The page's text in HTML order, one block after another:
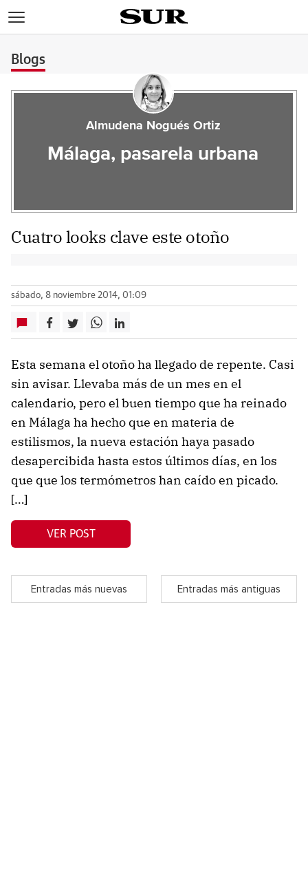
Blogs
Almudena Nogués Ortiz
Málaga, pasarela urbana
Cuatro looks clave este otoño
sábado, 8 noviembre 2014, 01:09
Esta semana el otoño ha llegado de repente. Casi
sin avisar. Llevaba más de un mes en el
calendario, pero el buen tiempo que ha reinado
en Málaga ha hecho que en materia de
estilismos, la nueva estación haya pasado
desapercibida hasta estos últimos días, en los
que que los termómetros han caído en picado.
[…]
VER POST
Entradas más nuevas Entradas más antiguas